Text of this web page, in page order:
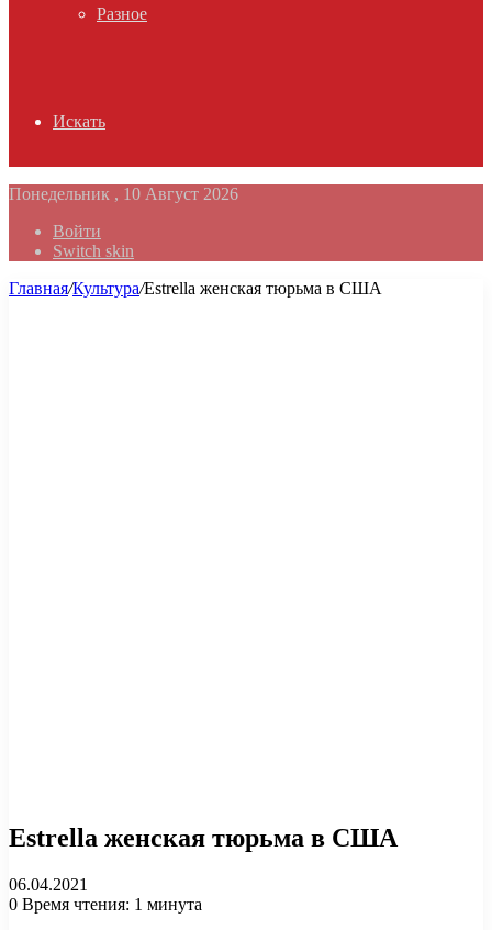
Разное
Искать
Понедельник , 10 Август 2026
Войти
Switch skin
Главная/Культура/Estrella женская тюрьма в США
Estrella женская тюрьма в США
06.04.2021
0 Время чтения: 1 минута